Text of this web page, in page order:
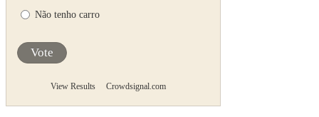
Não tenho carro
Vote
View Results Crowdsignal.com